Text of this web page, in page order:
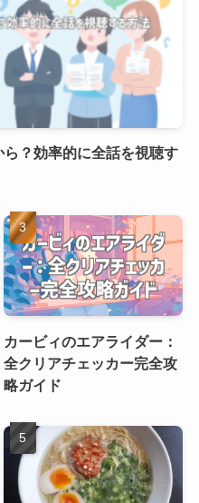
？効率的に全話を視聴す
カービィのエアライダー：
全クリアチェッカー完全攻
略ガイド